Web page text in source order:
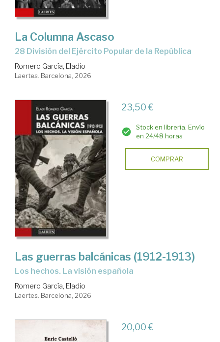
La Columna Ascaso
28 División del Ejército Popular de la República
Romero García, Eladio
Laertes. Barcelona, 2026
23,50 €
Stock en librería. Envío
en 24/48 horas
COMPRAR
Las guerras balcánicas (1912-1913)
Los hechos. La visión española
Romero García, Eladio
Laertes. Barcelona, 2026
20,00 €